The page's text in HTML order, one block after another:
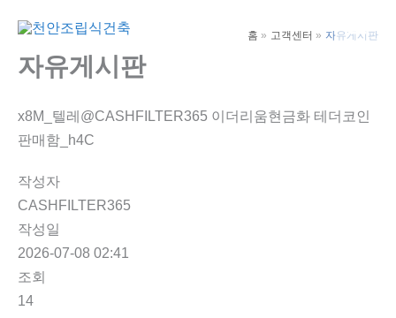
Main
홈 고객센터 자유게시판
자유게시판
x8M_텔레@CASHFILTER365 이더리움현금화 테더코인
판매함_h4C
작성자
CASHFILTER365
작성일
2026-07-08 02:41
조회
14